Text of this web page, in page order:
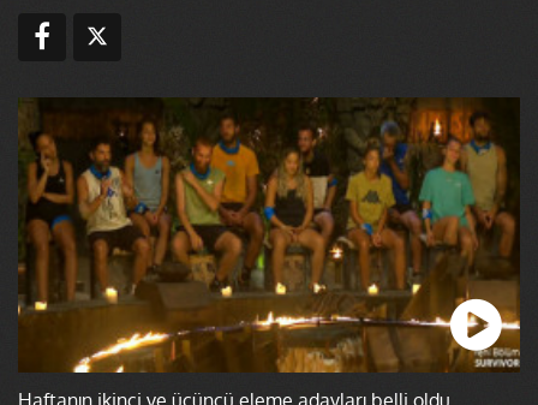
Haftanın ikinci ve üçüncü eleme adayları belli oldu